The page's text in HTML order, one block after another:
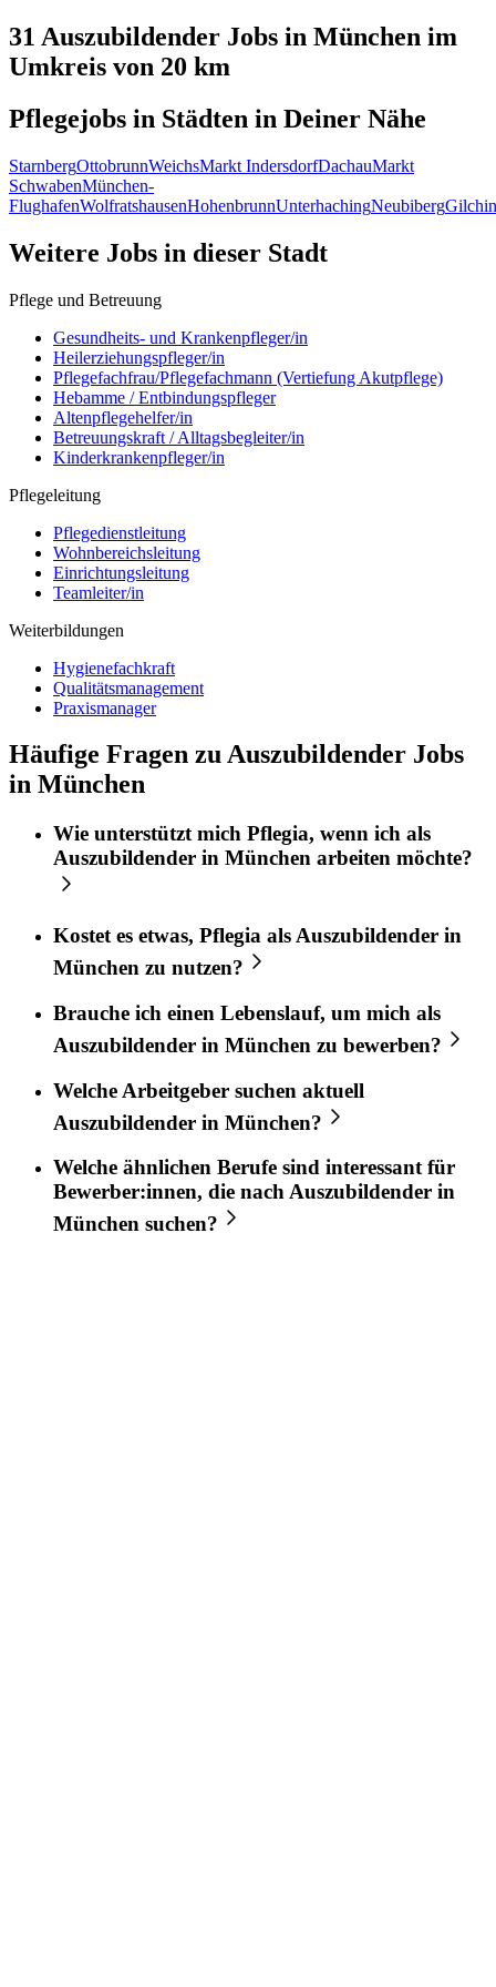
31 Auszubildender Jobs in München im
Umkreis von 20 km
Pflegejobs in Städten in Deiner Nähe
StarnbergOttobrunnWeichsMarkt IndersdorfDachauMarkt
SchwabenMünchen-
FlughafenWolfratshausenHohenbrunnUnterhachingNeubiberg
Weitere Jobs in dieser Stadt
Pflege und Betreuung
Gesundheits- und Krankenpfleger/in
Heilerziehungspfleger/in
Pflegefachfrau/Pflegefachmann (Vertiefung Akutpflege)
Hebamme / Entbindungspfleger
Altenpflegehelfer/in
Betreuungskraft / Alltagsbegleiter/in
Kinderkrankenpfleger/in
Pflegeleitung
Pflegedienstleitung
Wohnbereichsleitung
Einrichtungsleitung
Teamleiter/in
Weiterbildungen
Hygienefachkraft
Qualitätsmanagement
Praxismanager
Häufige Fragen zu Auszubildender Jobs
in München
Wie unterstützt mich Pflegia, wenn ich als
Auszubildender in München arbeiten möchte?
Kostet es etwas, Pflegia als Auszubildender in
München zu nutzen?
Brauche ich einen Lebenslauf, um mich als
Auszubildender in München zu bewerben?
Welche Arbeitgeber suchen aktuell
Auszubildender in München?
Welche ähnlichen Berufe sind interessant für
Bewerber:innen, die nachAuszubildender in
München suchen?